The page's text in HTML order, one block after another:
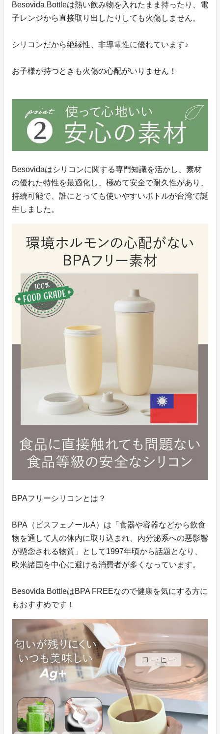
Besovida Bottleは熱い飲み物を入れたまま持ったり、電
子レンジから直接取り出したりしても火傷しません。
シリコンだから絶縁性、非導電性に優れています♪
お子様が持つときも火傷の心配がいりません！
Besovidaはシリコンに関する専門知識を活かし、素材
の優れた特性を最適化し、極めて安全で耐久性があり、
持続可能で、誰にとっても使いやすいボトルが台湾で誕
生しました。
BPAフリーシリコンとは？
BPA（ビスフェノールA）は「食器や容器などから飲食
物を通して人の体内に取り込まれ、内分泌系への悪影響
が懸念される物質」として1997年頃から話題となり、
欧米諸国を中心に避ける消費者が多くなっています。
Besovida BottleはBPA FREEなので健康を気にする方に
もおすすめです！